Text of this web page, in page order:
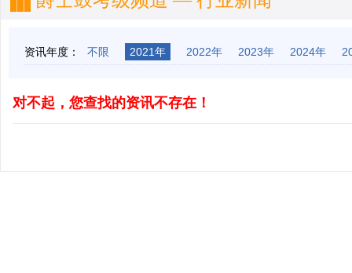
资讯年度： 不限 2021年 2022年 2023年 2024年
对不起，您查找的资讯不存在！